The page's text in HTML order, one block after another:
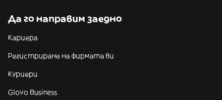
Да го направим заедно
Кариера
Регистриране на фирмата ви
Куриери
Glovo Business